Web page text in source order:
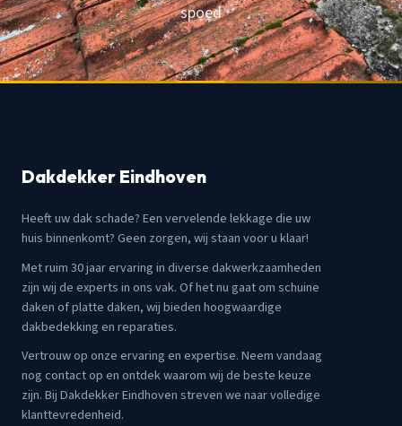
spoed
Dakdekker Eindhoven
Heeft uw dak schade? Een vervelende lekkage die uw
huis binnenkomt? Geen zorgen, wij staan voor u klaar!
Met ruim 30 jaar ervaring in diverse dakwerkzaamheden
zijn wij de experts in ons vak. Of het nu gaat om schuine
daken of platte daken, wij bieden hoogwaardige
dakbedekking en reparaties.
Vertrouw op onze ervaring en expertise. Neem vandaag
nog contact op en ontdek waarom wij de beste keuze
zijn. Bij Dakdekker Eindhoven streven we naar volledige
klanttevredenheid.